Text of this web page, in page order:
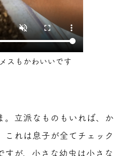
スもかわいいです
立派なものもいれば、か
これは息子が全てチェック
すが、小さな幼虫は小さな